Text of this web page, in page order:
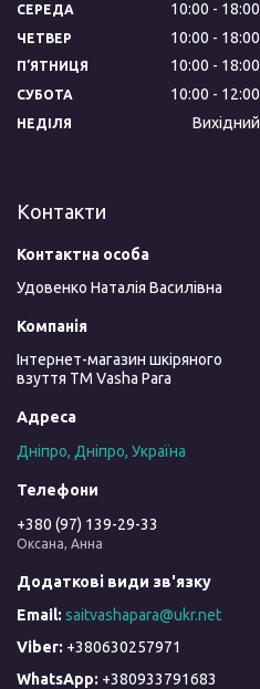
СЕРЕДА 10:00 18:00
ЧЕТВЕР 10:00 18:00
ПʼЯТНИЦЯ 10:00 18:00
СУБОТА 10:00 12:00
НЕДІЛЯ Вихідний
Контакти
Удовенко Наталія Василівна
Інтернет-магазин шкіряного
взуття ТМ Vasha Para
Дніпро, Дніпро, Україна
+380 (97) 139-29-33
Оксана, Анна
saitvashapara@ukr.net
+380630257971
+380933791683